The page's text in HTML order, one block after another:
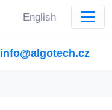
English
info@algotech.cz